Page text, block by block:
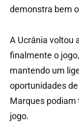
demonstra bem
A Ucrânia voltou
finalmente o
mantendo um
oportunidades
Marques podiam
jogo.